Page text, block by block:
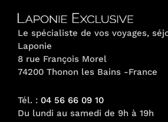
Le spécialiste de vos voyages,
Laponie
8 rue François Morel
74200 Thonon les Bains -France
Tél. : 04 56 66 09 10
Du lundi au samedi de 9h à 19h